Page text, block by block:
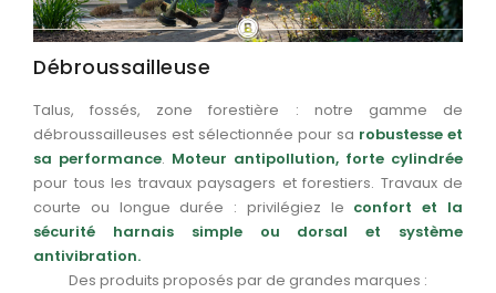
Débroussailleuse
Talus, fossés, zone forestière : notre gamme de
débroussailleuses est sélectionnée pour sa robustesse et
sa performance. Moteur antipollution, forte cylindrée
pour tous les travaux paysagers et forestiers. Travaux de
courte ou longue durée : privilégiez le confort et la
sécurité harnais simple ou dorsal et système
antivibration.
Des produits proposés par de grandes marques :